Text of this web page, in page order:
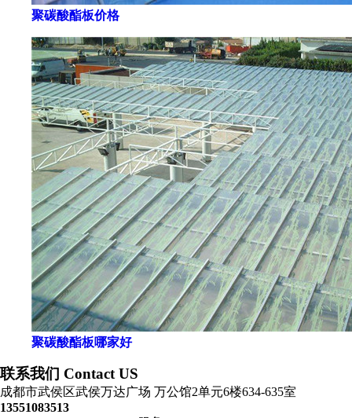
聚碳酸酯板价格
聚碳酸酯板哪家好
联系我们 Contact US
成都市武侯区武侯万达广场 万公馆2单元6楼634-635室
13551083513